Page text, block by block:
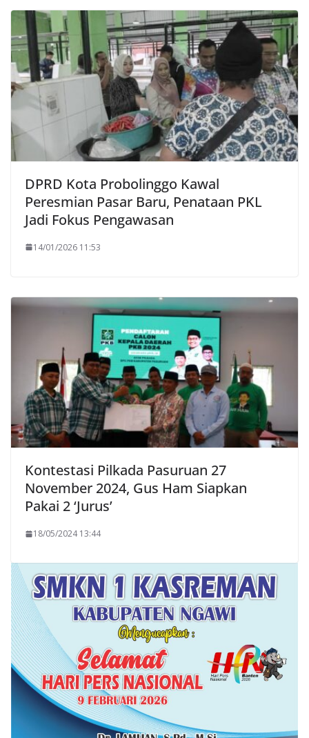
DPRD Kota Probolinggo Kawal
Peresmian Pasar Baru, Penataan PKL
Jadi Fokus Pengawasan
14/01/2026 11:53
Kontestasi Pilkada Pasuruan 27
November 2024, Gus Ham Siapkan
Pakai 2 ‘Jurus’
18/05/2024 13:44